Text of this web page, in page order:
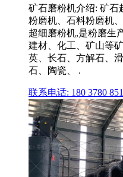
矿石磨粉机介绍: 矿石
粉磨机、石料粉磨机
超细磨粉机,是粉磨生
建材、化工、矿山等
英、长石、方解石、
石、陶瓷、 .
联系电话: 180 3780